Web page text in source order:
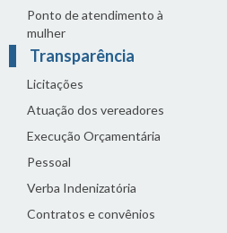
Ponto de atendimento à
mulher
Transparência
Licitações
Atuação dos vereadores
Execução Orçamentária
Pessoal
Verba Indenizatória
Contratos e convênios